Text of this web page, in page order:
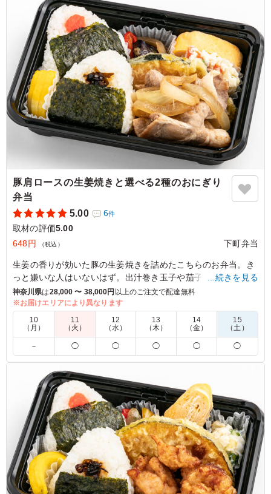
スもこだわっているみたいですごくおいしかったです！
ご利用シーン：ロケ・撮影›取材
東京都港区赤坂2024/12/20
豚肩ロースの生姜焼きと選べる2種のおにぎり
弁当
5.00
6件
取材の評価5.00
648円
（税込） 下町弁当
生姜の香りが効いた豚の生姜焼きを詰めたこちらのお弁当。き
っと嫌いな人はいないはず。出汁巻き玉子や茄子とパプリカの
和え物など、副菜も飽きずお楽しみいただけます。お子様用の
お弁当としてもぴったり！
下記から2種類お選びください。
梅/鮭/鮭わかめ/しそ昆布/塩昆布ツナ/ツナマヨ/和風ツナマヨ/ピ
リ辛ツナ/おかか/おかかチーズ/ごま油と青ネギ/ピリ辛おかか/
ズ/明太子/明太マヨ/肉味噌
※おにぎりのご指定は「連絡事項」の欄にご記載ください。
※連絡事項に記載がない場合、お任せとなります。
5.0
生姜焼き、ナスのおかず、さつまいもの天ぷら、卵焼き、
たくあんがついていました。 おにぎりは2つ、とても食べ
やすいサイズで美味しかったです。 生姜焼きはとても味
…続きを見る
神奈川県は28,000 〜 38,000円 以上のご注文で配達無料
※お届けエリアにより異なります
10
（月）
11
（火）
12
（水）
13
（木）
14
（金）
15
（土）
－ ◯ ◯ ◯ ◯ ◯